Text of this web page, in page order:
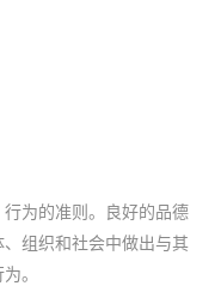
为的准则。良好的品德
组织和社会中做出与其
。